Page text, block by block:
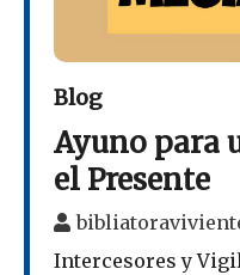
Blog
Ayuno para
el Presente
Intercesores y